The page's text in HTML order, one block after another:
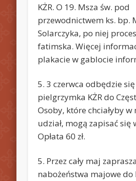
KŻR. O 19. Msza św. pod
przewodnictwem ks. bp.
Solarczyka, po niej
fatimska. Więcej
plakacie w gablocie
5. 3 czerwca odbędzie
pielgrzymka KŻR do
Osoby, które chciałyby w
udział, mogą zapisać się
Opłata 60 zł.
5. Przez cały maj
nabożeństwa majowe do